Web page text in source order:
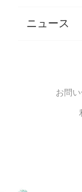
バイ
スポ
モン
めざ
SDGsに
ニュース
お問